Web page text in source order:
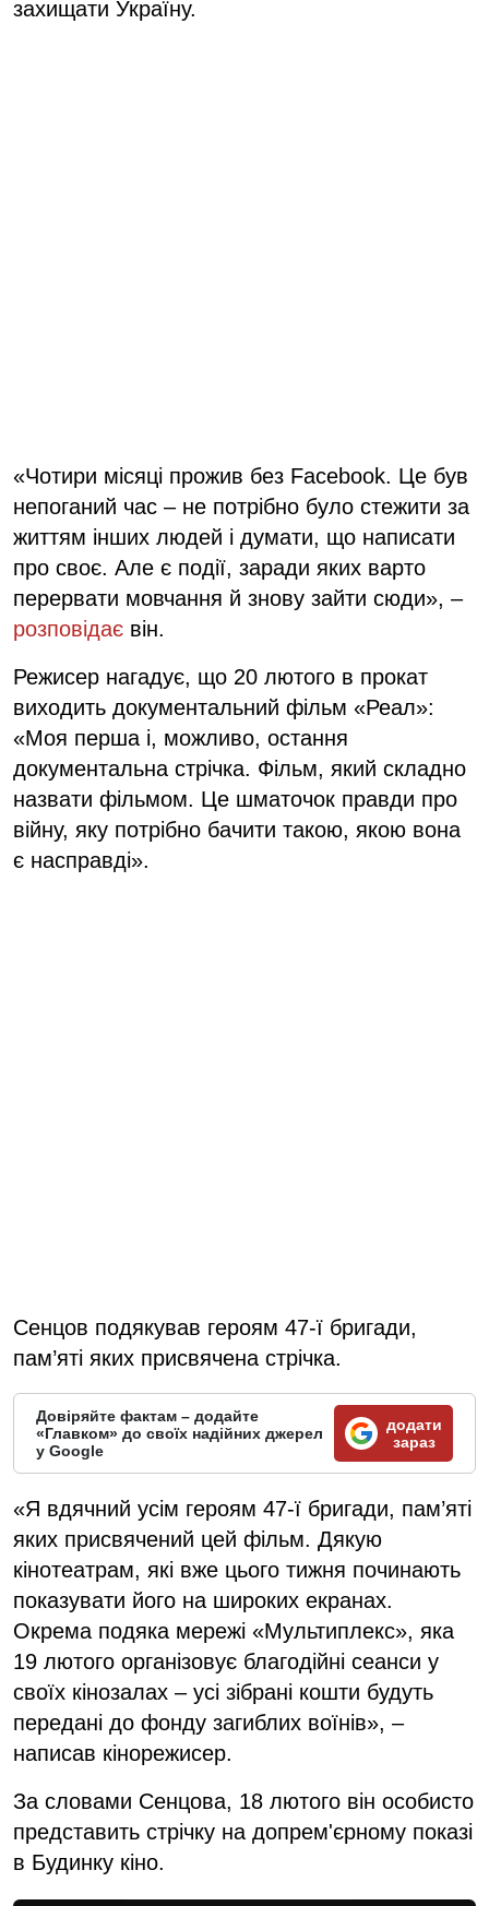
захищати Україну.
«Чотири місяці прожив без Facebook. Це був
непоганий час – не потрібно було стежити за
життям інших людей і думати, що написати
про своє. Але є події, заради яких варто
перервати мовчання й знову зайти сюди», –
розповідає він.
Режисер нагадує, що 20 лютого в прокат
виходить документальний фільм «Реал»:
«Моя перша і, можливо, остання
документальна стрічка. Фільм, який складно
назвати фільмом. Це шматочок правди про
війну, яку потрібно бачити такою, якою вона
є насправді».
Сенцов подякував героям 47-ї бригади,
пам’яті яких присвячена стрічка.
Довіряйте фактам – додайте
«Главком» до своїх надійних джерел
у Google
додати
зараз
«Я вдячний усім героям 47-ї бригади, пам’яті
яких присвячений цей фільм. Дякую
кінотеатрам, які вже цього тижня починають
показувати його на широких екранах.
Окрема подяка мережі «Мультиплекс», яка
19 лютого організовує благодійні сеанси у
своїх кінозалах – усі зібрані кошти будуть
передані до фонду загиблих воїнів», –
написав кінорежисер.
За словами Сенцова, 18 лютого він особисто
представить стрічку на допрем'єрному показі
в Будинку кіно.